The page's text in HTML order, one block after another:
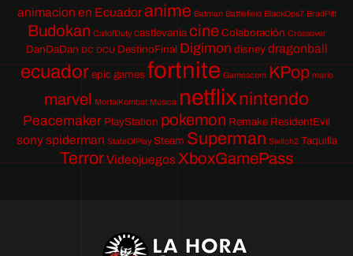
animacion en Ecuador anime Batman Battlefield BlackOps7 BradPitt
Budokan CallofDuty castlevania cine Colaboración Crossover
DanDaDan DC DCU DestinoFinal Digimon disney dragonball
ecuador epic games fortnite Gamescom KPop mario
marvel MortalKombat Música netflixnintendo
Peacemaker PlayStation pokemon Remake ResidentEvil
sony spiderman StateOfPlay Steam Superman Switch2 Taquilla
TerrorVideojuegosXboxGamePass